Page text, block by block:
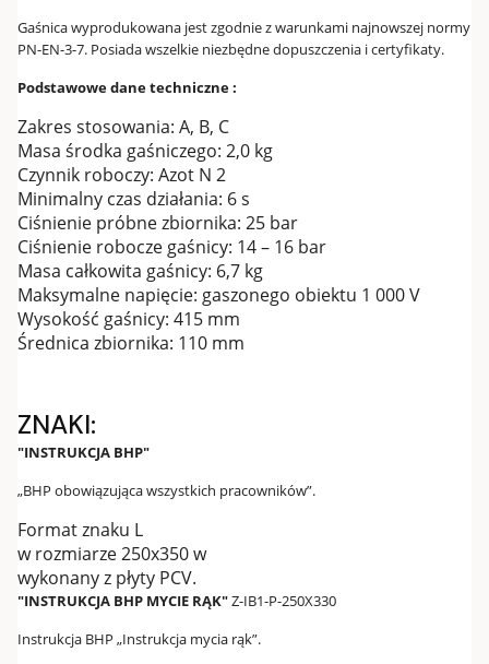
Gaśnica wyprodukowana jest zgodnie z warunkami najnowszej normy
PN-EN-3-7. Posiada wszelkie niezbędne dopuszczenia i certyfikaty.
Podstawowe dane techniczne :
Zakres stosowania: A, B, C
Masa środka gaśniczego: 2,0 kg
Czynnik roboczy: Azot N 2
Minimalny czas działania: 6 s
Ciśnienie próbne zbiornika: 25 bar
Ciśnienie robocze gaśnicy: 14 – 16 bar
Masa całkowita gaśnicy: 6,7 kg
Maksymalne napięcie: gaszonego obiektu 1 000 V
Wysokość gaśnicy: 415 mm
Średnica zbiornika: 110 mm
ZNAKI:
"INSTRUKCJA BHP"
„BHP obowiązująca wszystkich pracowników”.
Format znaku L
w rozmiarze 250x350 w
wykonany z płyty PCV.
"INSTRUKCJA BHP MYCIE RĄK"Z-IB1-P-250X330
Instrukcja BHP „Instrukcja mycia rąk”.